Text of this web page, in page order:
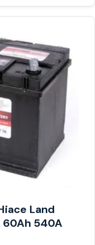
Land
60Ah 540A